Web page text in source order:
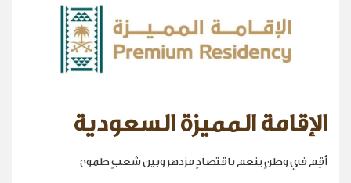
الإقامة المميزة السعودية
أقِم في وطنٍ ينعم باقتصادٍ مزدهر وبين شعبٍ طموح